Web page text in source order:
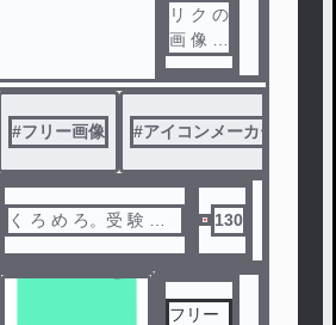
リ ク の
画 像 出
し た り
、 ア イ
コ ン メ
ー カ ー
作 っ た
画 像 あ
げ ま ふ
#フリー画像 #アイコンメーカー
く ろ め ろ。受 験 間
130
フリー